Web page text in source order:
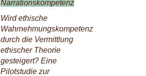
Narrationskompetenz
Wird ethische
Wahrnehmungskompetenz
durch die Vermittlung
ethischer Theorie
gesteigert? Eine
Pilotstudie zur